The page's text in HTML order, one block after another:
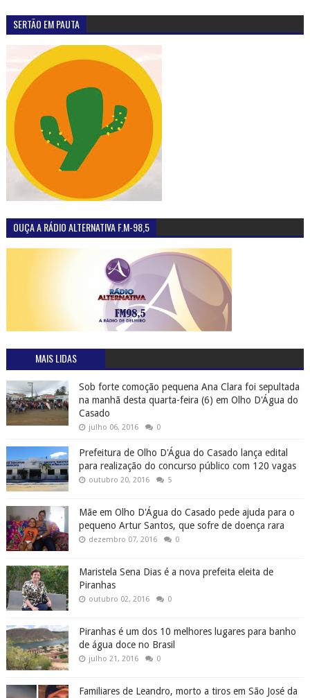
SERTÃO EM PAUTA
OUÇA A RÁDIO ALTERNATIVA F.M-98,5
MAIS LIDAS
Sob forte comoção pequena Ana Clara foi sepultada
na manhã desta quarta-feira (6) em Olho D'Água do
Casado
julho 06, 2016 0
Prefeitura de Olho D'Água do Casado lança edital
para realização do concurso público com 120 vagas
outubro 20, 2016 5
Mãe em Olho D'Água do Casado pede ajuda para o
pequeno Artur Santos, que sofre de doença rara
dezembro 07, 2016 0
Maristela Sena Dias é a nova prefeita eleita de
Piranhas
outubro 02, 2016 0
Piranhas é um dos 10 melhores lugares para banho
de água doce no Brasil
julho 21, 2016 0
Familiares de Leandro, morto a tiros em São José da